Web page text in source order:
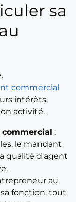
sa
commercial
intérêts,
activité.
:
le mandant
qualité d'agent
au
fonction, tout